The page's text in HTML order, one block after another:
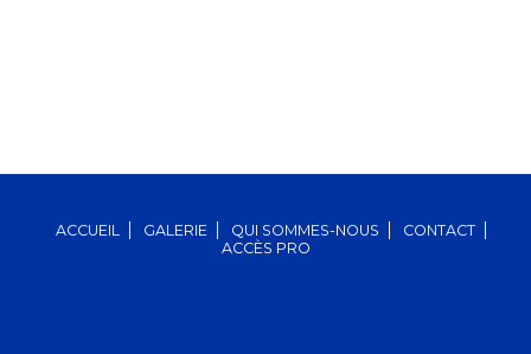
ACCUEIL GALERIE QUI SOMMES-NOUS
CONTACT
ACCÈS PRO